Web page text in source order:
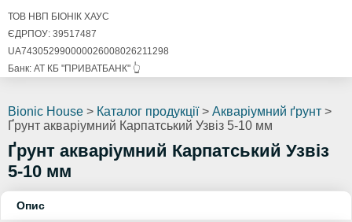
ТОВ НВП БІОНІК ХАУС
ЄДРПОУ: 39517487
UA743052990000026008026211298
Банк: АТ КБ "ПРИВАТБАНК" 👆
Bionic House > Каталог продукції> Акваріумний ґрунт >
Ґрунт акваріумний Карпатський Узвіз 5-10 мм
Ґрунт акваріумний Карпатський Узвіз
5-10 мм
Опис